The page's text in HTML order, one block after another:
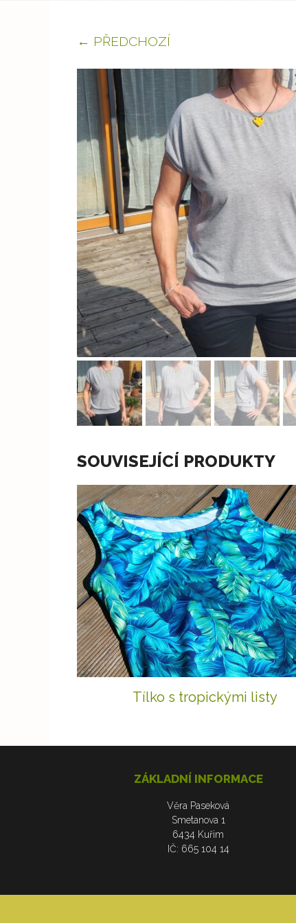
← PŘEDCHOZÍ
SOUVISEJÍCÍ PRODUKTY
Tílko s tropickými listy
ZÁKLADNÍ INFORMACE
Věra Paseková
Smetanova 1
6434 Kuřim
IČ: 665 104 14